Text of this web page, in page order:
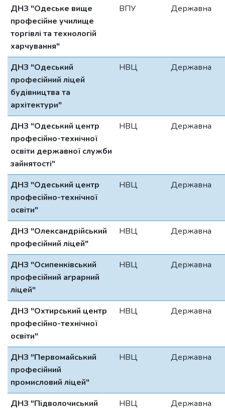
ДНЗ "Одеське вище
професійне училище
торгівлі та технологій
харчування"
ВПУ Державна
ДНЗ "Одеський
професійний ліцей
будівництва та
архітектури"
НВЦ Державна
ДНЗ "Одеський центр
професійно-технічної
освіти державної служби
зайнятості"
НВЦ Державна
ДНЗ "Одеський центр
професійно-технічної
освіти"
НВЦ Державна
ДНЗ "Олександрійський
професійний ліцей"
НВЦ Державна
ДНЗ "Осипенківський
професійний аграрний
ліцей"
НВЦ Державна
ДНЗ "Охтирський центр
професійно-технічної
освіти"
НВЦ Державна
ДНЗ "Первомайський
професійний
промисловий ліцей"
НВЦ Державна
ДНЗ "Підволочиський
НВЦ Державна